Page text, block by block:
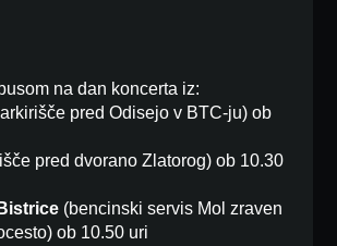
na dan koncerta iz:
pred Odisejo v BTC-ju) ob
pred dvorano Zlatorog) ob 10.30
(bencinski servis Mol zraven
ob 10.50 uri